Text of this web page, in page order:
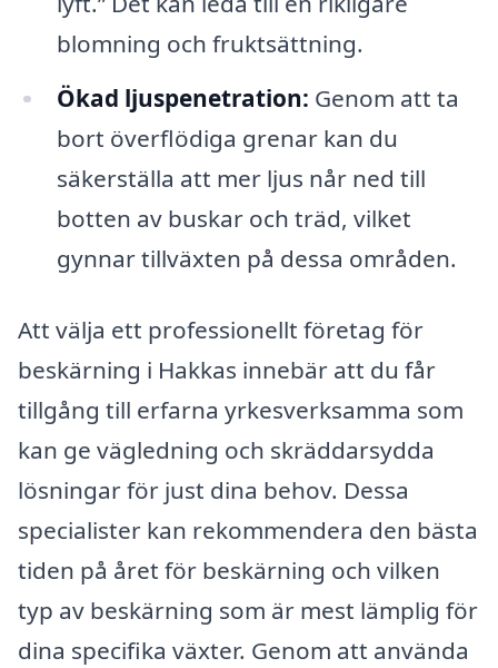
blomning och fruktsättning.
Ökad ljuspenetration: Genom att ta
bort överflödiga grenar kan du
säkerställa att mer ljus når ned till
botten av buskar och träd, vilket
gynnar tillväxten på dessa områden.
Att välja ett professionellt företag för
beskärning i Hakkas innebär att du får
tillgång till erfarna yrkesverksamma som
kan ge vägledning och skräddarsydda
lösningar för just dina behov. Dessa
specialister kan rekommendera den bästa
tiden på året för beskärning och vilken
typ av beskärning som är mest lämplig för
dina specifika växter. Genom att använda